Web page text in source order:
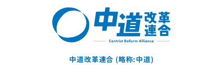
中道改革連合 (略称:中道)